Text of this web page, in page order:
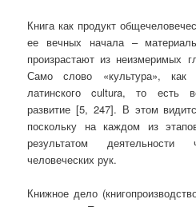
Книга как продукт
ее вечных начала –
произрастают из неизмеримых
Само слово «культура», как
латинского cultura, то есть
развитие [5, 247]. В этом
поскольку на каждом из
результатом
человеческих рук.
Книжное дело